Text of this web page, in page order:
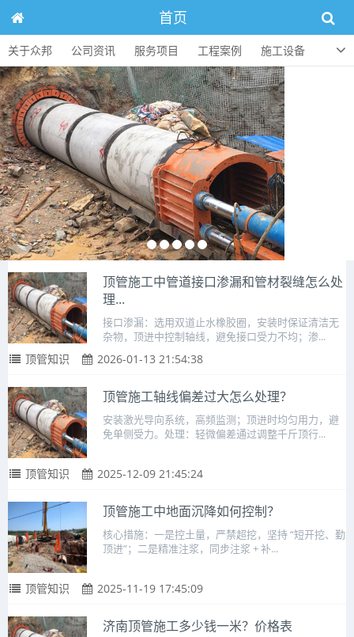
首页
关于众邦 公司资讯 服务项目 工程案例
施工设备
人才招聘
顶管知识 联系方式
顶管施工中管道接口渗漏和管材裂缝怎么处
理...
接口渗漏：选用双道止水橡胶圈，安装时保证清洁无
杂物，顶进中控制轴线，避免接口受力不均；渗...
顶管知识 2026-01-13 21:54:38
顶管施工轴线偏差过大怎么处理？
安装激光导向系统，高频监测；顶进时均匀用力，避
免单侧受力。处理：轻微偏差通过调整千斤顶行...
顶管知识 2025-12-09 21:45:24
顶管施工中地面沉降如何控制？
核心措施：一是控土量，严禁超挖，坚持 “短开挖、勤
顶进”；二是精准注浆，同步注浆 + 补...
顶管知识 2025-11-19 17:45:09
济南顶管施工多少钱一米？价格表